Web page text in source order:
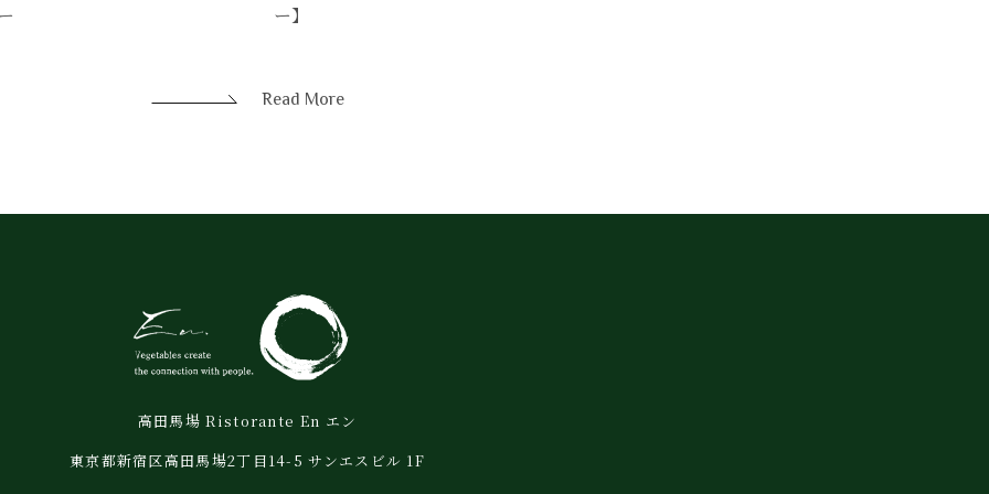
ー】
Read More
高田馬場 Ristorante En エン
東京都新宿区高田馬場2丁目14-5 サンエスビル 1F